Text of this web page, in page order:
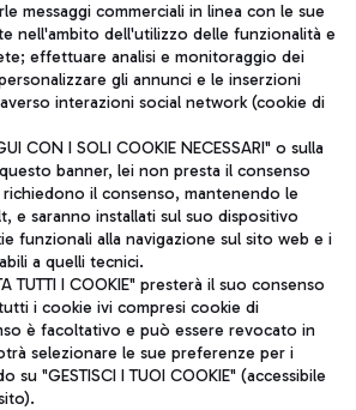
- Società soggetta a direzione e
S.p.A.
delle Imprese di Roma 13032990155 P.
int. vers.
Racchetti 1 - 00054 Fiumicino (RM)
Note legali
Accessibilità
Roma FCO
stellato
messaggi commerciali in linea con le sue
nell'ambito dell'utilizzo delle funzionalità e
effettuare analisi e monitoraggio dei
gli annunci e le inserzioni
interazioni social network (cookie di
CON I SOLI COOKIE NECESSARI" o sulla
banner, lei non presta il consenso
il consenso, mantenendo le
e saranno installati sul suo dispositivo
funzionali alla navigazione sul sito web e i
a quelli tecnici.
TUTTI I COOKIE" presterà il suo consenso
i cookie ivi compresi cookie di
è facoltativo e può essere revocato in
selezionare le sue preferenze per i
su "GESTISCI I TUOI COOKIE" (accessibile